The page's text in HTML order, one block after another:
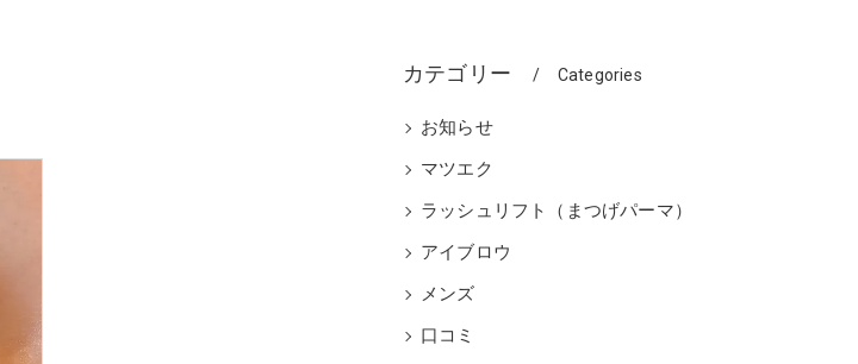
カテゴリー Categories
お知らせ
マツエク
ラッシュリフト（まつげパーマ）
アイブロウ
メンズ
口コミ